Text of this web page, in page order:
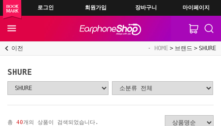
로그인 회원가입 장바구니 마이페이지
이전 HOME 브랜드 SHURE
SHURE
총 40개의 상품이 검색되었습니다.